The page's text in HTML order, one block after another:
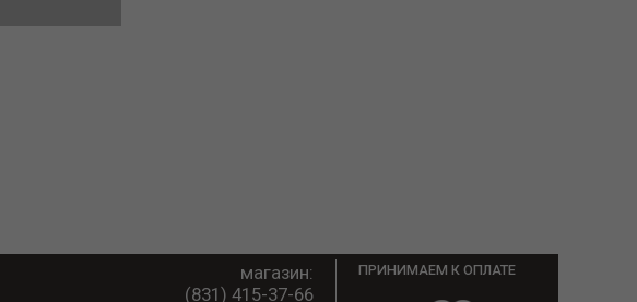
магазин:
(831) 415-37-66
ПРИНИМАЕМ К ОПЛАТЕ